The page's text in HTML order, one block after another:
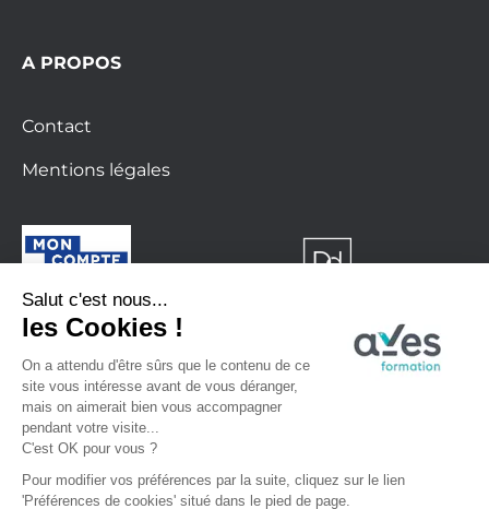
A PROPOS
Contact
Mentions légales
Formation finançable avec le CPF
La certification qualité a été délivrée au titre
de la catégorie d’action suivante : Action de
formation